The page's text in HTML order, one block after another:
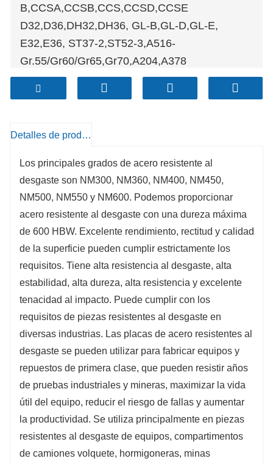
B,CCSA,CCSB,CCS,CCSD,CCSE
D32,D36,DH32,DH36, GL-B,GL-D,GL-E,
E32,E36, ST37-2,ST52-3,A516-
Gr.55/Gr60/Gr65,Gr70,A204,A378
Gr.2/Gr.12/
Cr.60/Cr55/Cr65,4140,4
Detalles de producto
Los principales grados de acero resistente al
desgaste son NM300, NM360, NM400, NM450,
NM500, NM550 y NM600. Podemos proporcionar
acero resistente al desgaste con una dureza máxima
de 600 HBW. Excelente rendimiento, rectitud y calidad
de la superficie pueden cumplir estrictamente los
requisitos. Tiene alta resistencia al desgaste, alta
estabilidad, alta dureza, alta resistencia y excelente
tenacidad al impacto. Puede cumplir con los
requisitos de piezas resistentes al desgaste en
diversas industrias. Las placas de acero resistentes al
desgaste se pueden utilizar para fabricar equipos y
repuestos de primera clase, que pueden resistir años
de pruebas industriales y mineras, maximizar la vida
útil del equipo, reducir el riesgo de fallas y aumentar
la productividad. Se utiliza principalmente en piezas
resistentes al desgaste de equipos, compartimentos
de camiones volquete, hormigoneras, minas